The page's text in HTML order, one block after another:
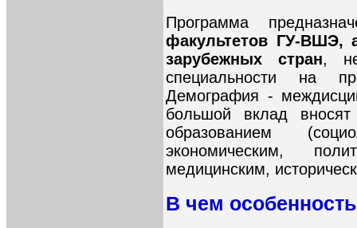
Программа
факультетов ГУ-ВШЭ,
зарубежных стран,
специальности на
Демография -
большой вклад
образованием
экономическим,
медицинским,
В чем